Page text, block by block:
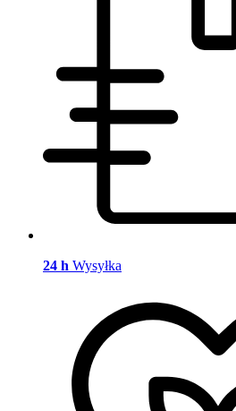
24 h Wysyłka